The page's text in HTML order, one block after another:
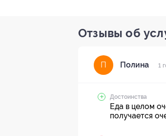
Отзывы об
П Полина 1
Достоинства
Еда в целом
получается